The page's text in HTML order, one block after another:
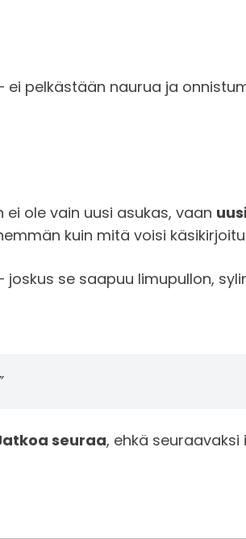
pelkästään naurua ja
ole vain uusi asukas, vaan
kuin mitä voisi
se saapuu limupullon,
seuraa, ehkä